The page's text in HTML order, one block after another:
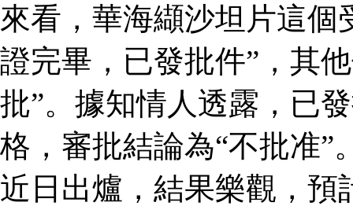
來看，華海纈沙坦片這個
證完畢，已發批件”，其
批”。據知情人透露，已
格，審批結論為“不批准”
近日出爐，結果樂觀，預